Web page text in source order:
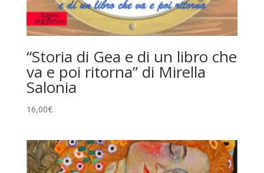
“Storia di Gea e di un libro che
va e poi ritorna” di Mirella
Salonia
16,00€